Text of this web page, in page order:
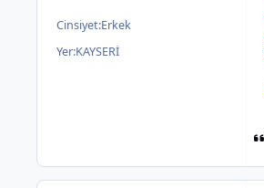
Cinsiyet:Erkek
Yer:KAYSERİ